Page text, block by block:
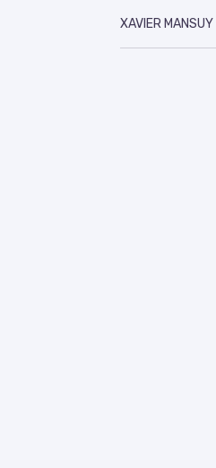
XAVIER MANSUY